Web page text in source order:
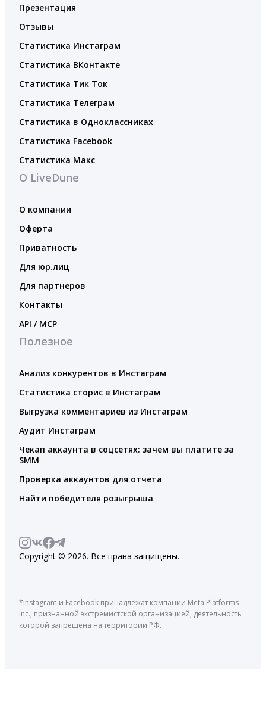
Презентация
Отзывы
Статистика Инстаграм
Статистика ВКонтакте
Статистика Тик Ток
Статистика Телеграм
Статистика в Одноклассниках
Статистика Facebook
Статистика Макс
О LiveDune
О компании
Оферта
Приватность
Для юр.лиц
Для партнеров
Контакты
API / MCP
Полезное
Анализ конкурентов в Инстаграм
Статистика сторис в Инстаграм
Выгрузка комментариев из Инстаграм
Аудит Инстаграм
Чекап аккаунта в соцсетях: зачем вы платите за
SMM
Проверка аккаунтов для отчета
Найти победителя розыгрыша
Copyright © 2026. Все права защищены.
*Instagram и Facebook принадлежат компании Meta Platforms
Inc., признанной экстремистской организацией, деятельность
которой запрещена на территории РФ.